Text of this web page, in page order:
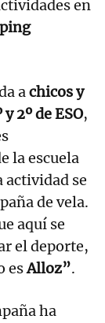
en
achicos y
2º de ESO,
la escuela
actividad se
de vela.
aquí se
el deporte,
esAlloz”.
ha